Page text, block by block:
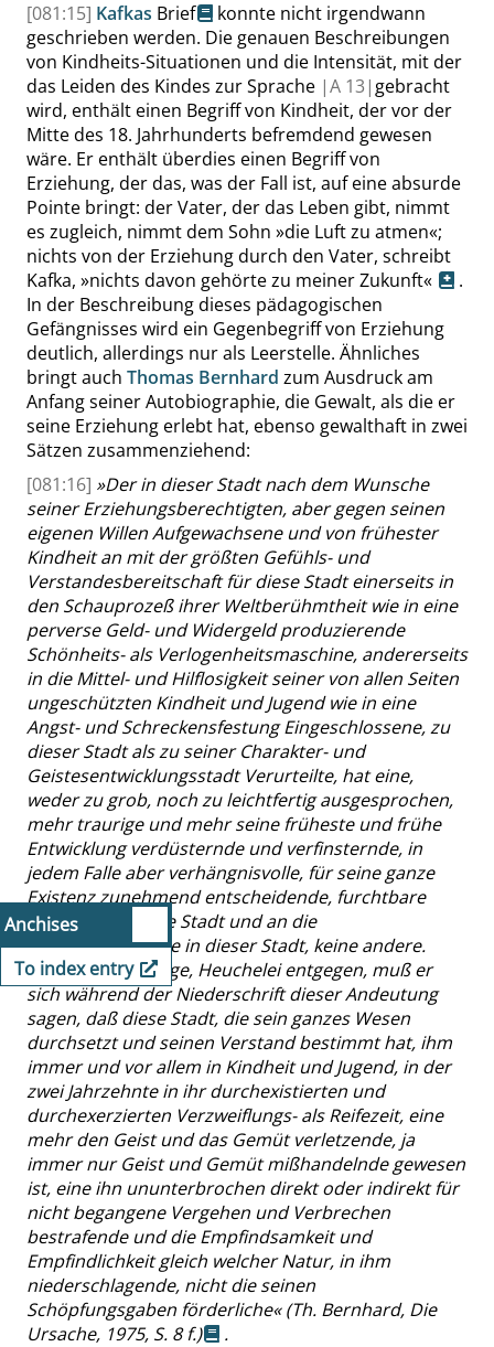
Anchises
To index entry
[081:15] Kafkas Brief
konnte nicht irgendwann
geschrieben werden. Die genauen Beschreibungen
von Kindheits-Situationen und die Intensität, mit der
das Leiden des Kindes zur Sprache |A 13| gebracht
wird, enthält einen Begriff von Kindheit, der vor der
Mitte des 18. Jahrhunderts befremdend gewesen
wäre. Er enthält überdies einen Begriff von
Erziehung, der das, was der Fall ist, auf eine absurde
Pointe bringt: der Vater, der das Leben gibt, nimmt
es zugleich, nimmt dem Sohn »die Luft zu atmen«;
nichts von der Erziehung durch den Vater, schreibt
Kafka, »nichts davon gehörte zu meiner Zukunft«
.
In der Beschreibung dieses pädagogischen
Gefängnisses wird ein Gegenbegriff von Erziehung
deutlich, allerdings nur als Leerstelle. Ähnliches
bringt auch Thomas Bernhard zum Ausdruck am
Anfang seiner Autobiographie, die Gewalt, als die er
seine Erziehung erlebt hat, ebenso gewalthaft in zwei
Sätzen zusammenziehend:
[081:16] »Der in dieser Stadt nach dem Wunsche
seiner Erziehungsberechtigten, aber gegen seinen
eigenen Willen Aufgewachsene und von frühester
Kindheit an mit der größten Gefühls- und
Verstandesbereitschaft für diese Stadt einerseits in
den Schauprozeß ihrer Weltberühmtheit wie in eine
perverse Geld- und Widergeld produzierende
Schönheits- als Verlogenheitsmaschine, andererseits
in die Mittel- und Hilflosigkeit seiner von allen Seiten
ungeschützten Kindheit und Jugend wie in eine
Angst- und Schreckensfestung Eingeschlossene, zu
dieser Stadt als zu seiner Charakter- und
Geistesentwicklungsstadt Verurteilte, hat eine,
weder zu grob, noch zu leichtfertig ausgesprochen,
mehr traurige und mehr seine früheste und frühe
Entwicklung verdüsternde und verfinsternde, in
jedem Falle aber verhängnisvolle, für seine ganze
Existenz zunehmend entscheidende, furchtbare
Erinnerung an die Stadt und an die
Existenzumstände in dieser Stadt, keine andere.
Verleumdung, Lüge, Heuchelei entgegen, muß er
sich während der Niederschrift dieser Andeutung
sagen, daß diese Stadt, die sein ganzes Wesen
durchsetzt und seinen Verstand bestimmt hat, ihm
immer und vor allem in Kindheit und Jugend, in der
zwei Jahrzehnte in ihr durchexistierten und
durchexerzierten Verzweiflungs- als Reifezeit, eine
mehr den Geist und das Gemüt verletzende, ja
immer nur Geist und Gemüt mißhandelnde gewesen
ist, eine ihn ununterbrochen direkt oder indirekt für
nicht begangene Vergehen und Verbrechen
bestrafende und die Empfindsamkeit und
Empfindlichkeit gleich welcher Natur, in ihm
niederschlagende, nicht die seinen
Schöpfungsgaben förderliche« (Th. Bernhard, Die
Ursache, 1975, S. 8 f.)
.